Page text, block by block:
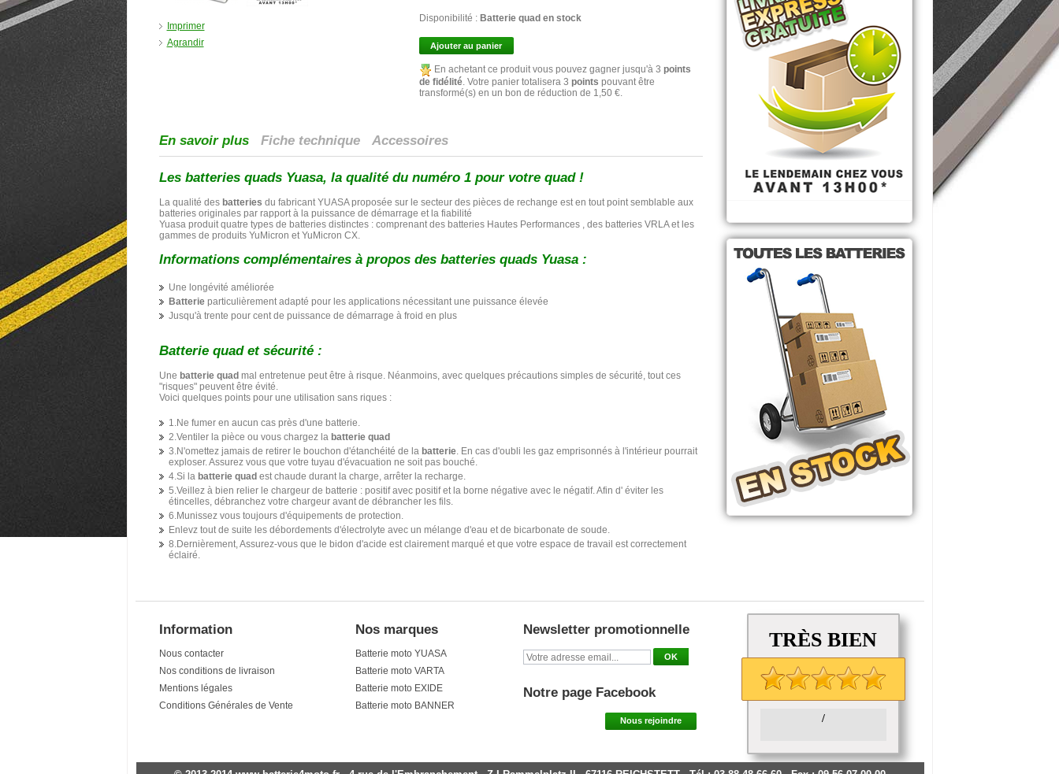
Imprimer
Agrandir
Disponibilité : Batterie quad en stock
Ajouter au panier
En achetant ce produit vous pouvez gagner jusqu'à 3 points
de fidélité. Votre panier totalisera 3 points pouvant être
transformé(s) en un bon de réduction de 1,50 €.
En savoir plus Fiche technique Accessoires
Les batteries quads Yuasa, la qualité du numéro 1 pour votre quad !
La qualité des batteries du fabricant YUASA proposée sur le secteur des pièces de rechange est en tout point semblable aux
batteries originales par rapport à la puissance de démarrage et la fiabilité
Yuasa produit quatre types de batteries distinctes : comprenant des batteries Hautes Performances , des batteries VRLA et les
gammes de produits YuMicron et YuMicron CX.
Informations complémentaires à propos des batteries quads Yuasa :
Une longévité améliorée
Batterie particulièrement adapté pour les applications nécessitant une puissance élevée
Jusqu'à trente pour cent de puissance de démarrage à froid en plus
Batterie quad et sécurité :
Une batterie quad mal entretenue peut être à risque. Néanmoins, avec quelques précautions simples de sécurité, tout ces
"risques" peuvent être évité.
Voici quelques points pour une utilisation sans riques :
1.Ne fumer en aucun cas près d'une batterie.
2.Ventiler la pièce ou vous chargez la batterie quad
3.N'omettez jamais de retirer le bouchon d'étanchéité de la batterie. En cas d'oubli les gaz emprisonnés à l'intérieur pourrait
exploser. Assurez vous que votre tuyau d'évacuation ne soit pas bouché.
4.Si labatterie quad est chaude durant la charge, arrêter la recharge.
5.Veillez à bien relier le chargeur de batterie : positif avec positif et la borne négative avec le négatif. Afin d' éviter les
étincelles, débranchez votre chargeur avant de débrancher les fils.
6.Munissez vous toujours d'équipements de protection.
Enlevz tout de suite les débordements d'électrolyte avec un mélange d'eau et de bicarbonate de soude.
8.Dernièrement, Assurez-vous que le bidon d'acide est clairement marqué et que votre espace de travail est correctement
éclairé.
Information
Nous contacter
Nos conditions de livraison
Mentions légales
Conditions Générales de Vente
Nos marques
Batterie moto YUASA
Batterie moto VARTA
Batterie moto EXIDE
Batterie moto BANNER
Newsletter promotionnelle
Notre page Facebook
Nous rejoindre
TRÈS BIEN
/